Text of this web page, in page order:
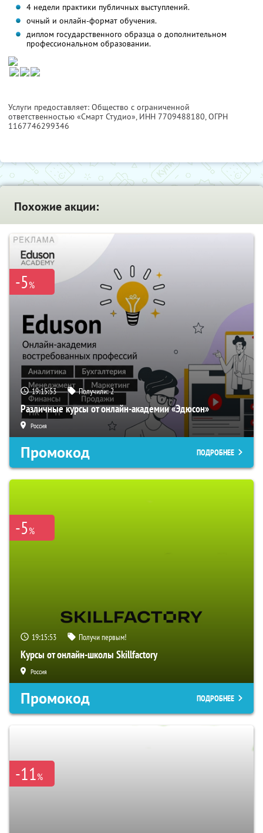
4 недели практики публичных выступлений.
очный и онлайн-формат обучения.
диплом государственного образца о дополнительном
профессиональном образовании.
Услуги предоставляет: Общество с ограниченной
ответственностью «Смарт Студио», ИНН 7709488180, ОГРН
1167746299346
Похожие акции:
-5%
19:15:52 Получили:2
Различные курсы от онлайн-академии «Эдюсон»
Россия
Промокод ПОДРОБНЕЕ
-5%
19:15:52 Получи первым!
Курсы от онлайн-школы Skillfactory
Россия
Промокод ПОДРОБНЕЕ
-11%